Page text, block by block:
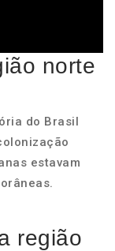
norte
do Brasil
estavam
região